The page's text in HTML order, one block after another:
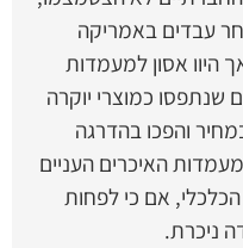
עבדים באמריקה
היוו אסון למעמדות
שנתפסו כמוצרי יוקרה
והפכו בהדרגה
האיכרים העניים
אם כי לפחות
ניכרת.